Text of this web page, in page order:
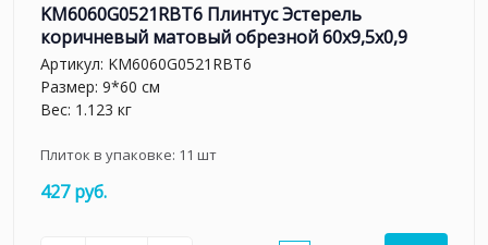
KM6060G0521RBT6 Плинтус Эстерель
коричневый матовый обрезной 60x9,5x0,9
Артикул: KM6060G0521RBT6
Размер: 9*60 см
Вес: 1.123 кг
Плиток в упаковке: 11 шт
427 руб.